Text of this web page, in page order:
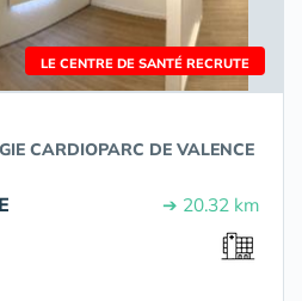
LE CENTRE DE SANTÉ RECRUTE
CARDIOPARC DE VALENCE
➔ 20.32 km